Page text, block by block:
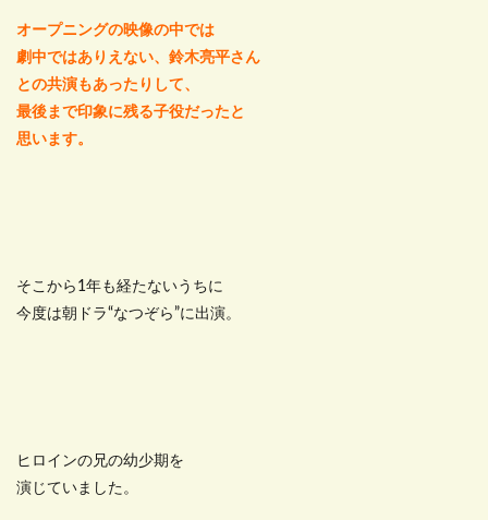
オープニングの映像の中では
劇中ではありえない、鈴木亮平さん
との共演もあったりして、
最後まで印象に残る子役だったと
思います。
そこから1年も経たないうちに
今度は朝ドラ“なつぞら”に出演。
ヒロインの兄の幼少期を
演じていました。